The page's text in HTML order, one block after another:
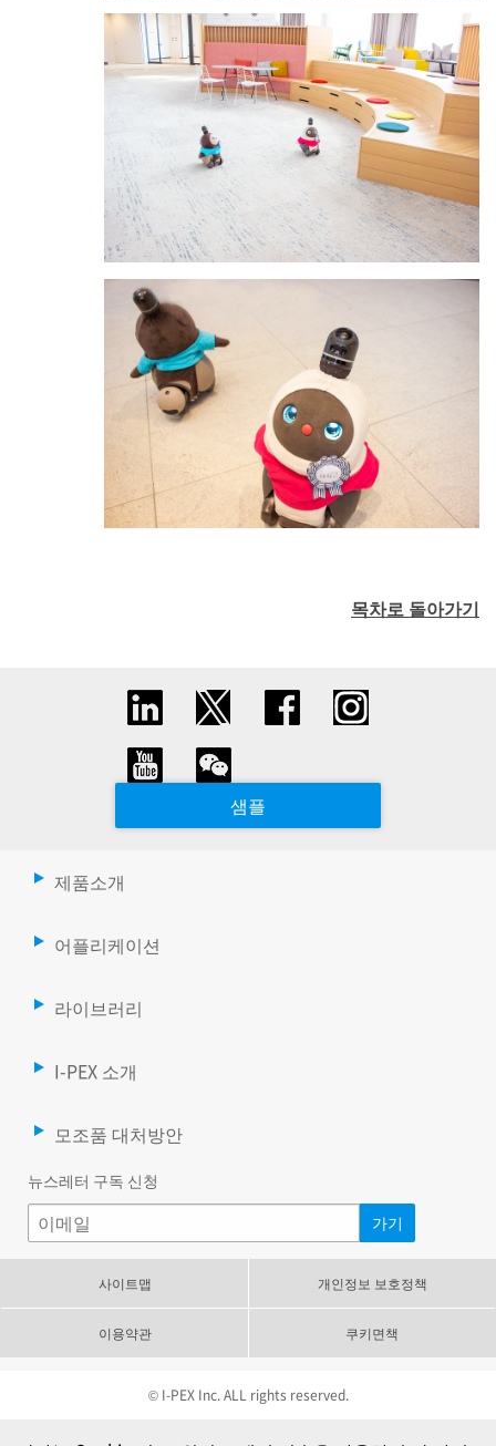
목차로 돌아가기
샘플
제품소개
어플리케이션
라이브러리
I-PEX 소개
모조품 대처방안
뉴스레터 구독 신청
사이트맵 개인정보 보호정책
이용약관 쿠키면책
© I-PEX Inc. ALL rights reserved.